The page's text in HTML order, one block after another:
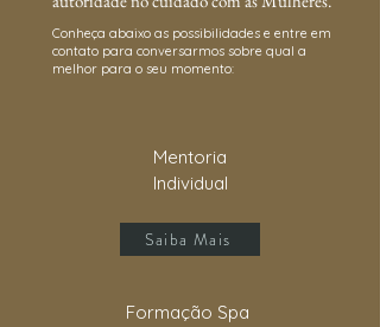
Conheça abaixo as possibilidades e entre em
contato para conversarmos sobre qual a
melhor para o seu momento:
Mentoria
Individual
Saiba Mais
Formação Spa